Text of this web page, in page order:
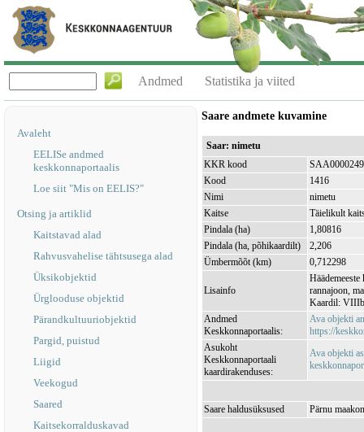
Andmed Statistika ja viited
Avaleht
EELISe andmed
keskkonnaportaalis
Loe siit "Mis on EELIS?"
Otsing ja artiklid
Kaitstavad alad
Rahvusvahelise tähtsusega alad
Üksikobjektid
Ürglooduse objektid
Pärandkultuuriobjektid
Pargid, puistud
Liigid
Veekogud
Saared
Kaitsekorralduskavad
Saare andmete kuvamine
Saar: nimetu
KKR kood
SAA0000249
Kood
1416
Nimi
nimetu
Kaitse
Täielikult
Pindala (ha)
1,80816
Pindala (ha, põhikaardilt)
2,206
Ümbermõõt (km)
0,712298
Lisainfo
rannajoon,
Kaardil: VIIIb
Andmed
Keskkonnaportaalis:
Ava objekti
https://
Asukoht
Keskkonnaportaali
kaardirakenduses:
Ava objekti
Saare haldusüksused Pärnu